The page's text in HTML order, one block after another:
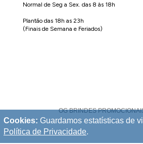
Normal de Seg a Sex. das 8 às 18h
Plantão das 18h as 23h
(Finais de Semana e Feriados)
OG BRINDES
Cookies: Guardamos estatísticas de
Política de Privacidade.